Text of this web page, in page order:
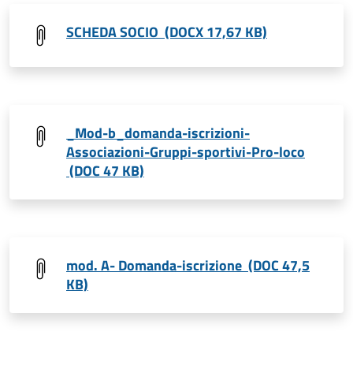
SCHEDA SOCIO (DOCX 17,67 KB)
_Mod-b_domanda-iscrizioni-
Associazioni-Gruppi-sportivi-Pro-loco
(DOC 47 KB)
mod. A- Domanda-iscrizione (DOC 47,5
KB)